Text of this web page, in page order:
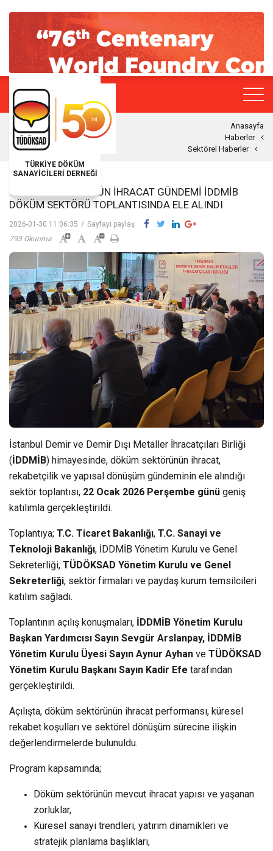
TÜRKİYE DÖKÜM
SANAYİCİLERİ DERNEĞİ
Anasayfa
Haberler
Sektörel Haberler
DÖKÜM SEKTÖRÜNÜN İHRACAT GÜNDEMI İDDMİB
DÖKÜM SEKTÖRÜ TOPLANTISINDA ELE ALINDI
2026-01-30 11:06:35 / Sayfayı paylaş
793 Okunma
İstanbul Demir ve Demir Dışı Metaller İhracatçıları Birliği
(İDDMİB) himayesinde, döküm sektörünün ihracat,
rekabetçilik ve yapısal dönüşüm gündeminin ele alındığı
sektör toplantısı, 22 Ocak 2026 Perşembe günü geniş
katılımla gerçekleştirildi.
Toplantıya; T.C. Ticaret Bakanlığı, T.C. Sanayi ve
Teknoloji Bakanlığı, İDDMİB Yönetim Kurulu ve Genel
Sekreterliği, TÜDÖKSAD Yönetim Kurulu ve Genel
Sekreterliği, sektör firmaları ve paydaş kurum temsilcileri
katılım sağladı.
Toplantının açılış konuşmaları, İDDMİB Yönetim Kurulu
Başkan Yardımcısı Sayın Sevgür Arslanpay, İDDMİB
Yönetim Kurulu Üyesi Sayın Aynur Ayhan ve TÜDÖKSAD
Yönetim Kurulu Başkanı Sayın Kadir Efe tarafından
gerçekleştirildi.
Açılışta, döküm sektörünün ihracat performansı, küresel
rekabet koşulları ve sektörel dönüşüm sürecine ilişkin
değerlendirmelerde bulunuldu.
Program kapsamında;
Döküm sektörünün mevcut ihracat yapısı ve yaşanan
zorluklar,
Küresel sanayi trendleri, yatırım dinamikleri ve
stratejik planlama başlıkları,